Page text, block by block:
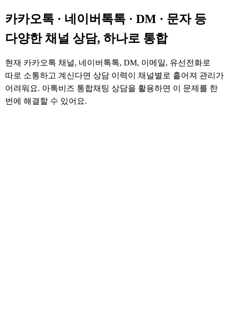
카카오톡 · 네이버톡톡 · DM · 문자 등
다양한 채널 상담, 하나로 통합
현재 카카오톡 채널, 네이버톡톡, DM, 이메일, 유선전화로
따로 소통하고 계신다면 상담 이력이 채널별로 흩어져 관리가
어려워요. 아톡비즈 통합채팅 상담을 활용하면 이 문제를 한
번에 해결할 수 있어요.